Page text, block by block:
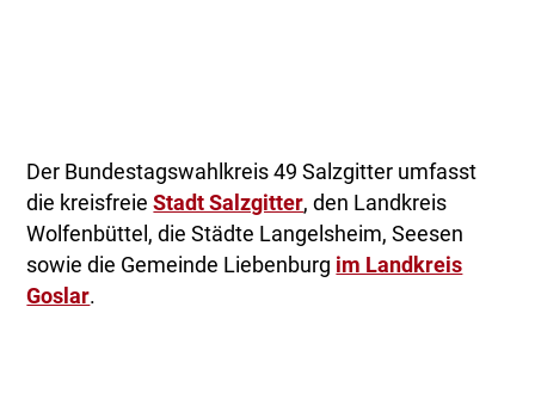
Der Bundestagswahlkreis 49 Salzgitter umfasst
die kreisfreieStadt Salzgitter, den Landkreis
Wolfenbüttel, die Städte Langelsheim, Seesen
sowie die Gemeinde Liebenburg im Landkreis
Goslar.